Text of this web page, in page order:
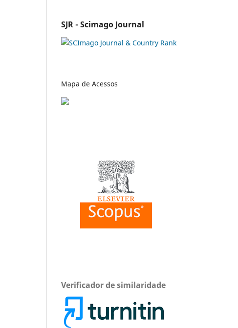
SJR - Scimago Journal
Mapa de Acessos
Verificador de similaridade